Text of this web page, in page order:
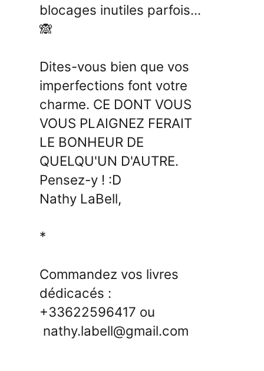
blocages inutiles parfois...
🙈
Dites-vous bien que vos
imperfections font votre
charme. CE DONT VOUS
VOUS PLAIGNEZ FERAIT
LE BONHEUR DE
QUELQU'UN D'AUTRE.
Pensez-y ! :D
Nathy LaBell,
*
Commandez vos livres
dédicacés :
+33622596417 ou
nathy.labell@gmail.com